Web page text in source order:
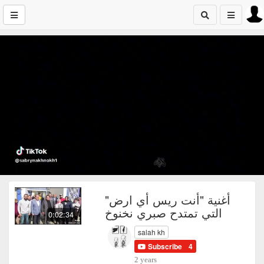
0:02:34
أغنية "أنت ريس أي ارض"
التي تمتدح صبري نخنوخ
salah kh
Subscribe 4
2 years